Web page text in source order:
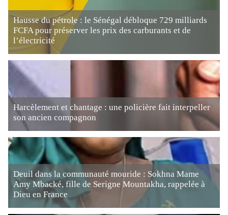
Hausse du pétrole : le Sénégal débloque 729 milliards
FCFA pour préserver les prix des carburants et de
l’électricité
Harcèlement et chantage : une policière fait interpeller
son ancien compagnon
Deuil dans la communauté mouride : Sokhna Mame
Amy Mbacké, fille de Serigne Mountakha, rappelée à
Dieu en France